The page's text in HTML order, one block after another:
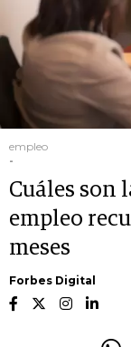
empleo
-
Cuáles son
empleo
meses
Forbes Digital